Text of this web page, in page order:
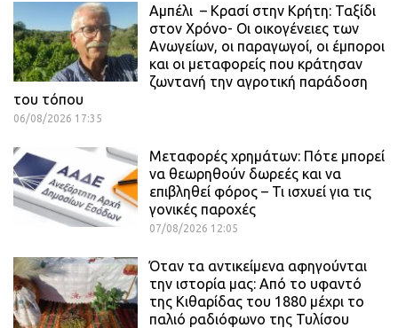
Αμπέλι – Κρασί στην Κρήτη: Ταξίδι
στον Χρόνο- Οι οικογένειες των
Ανωγείων, οι παραγωγοί, οι έμποροι
και οι μεταφορείς που κράτησαν
ζωντανή την αγροτική παράδοση
του τόπου
06/08/2026 17:35
Μεταφορές χρημάτων: Πότε μπορεί
να θεωρηθούν δωρεές και να
επιβληθεί φόρος – Τι ισχυεί για τις
γονικές παροχές
07/08/2026 12:05
Όταν τα αντικείμενα αφηγούνται
την ιστορία μας: Από το υφαντό
της Κιθαρίδας του 1880 μέχρι το
παλιό ραδιόφωνο της Τυλίσου